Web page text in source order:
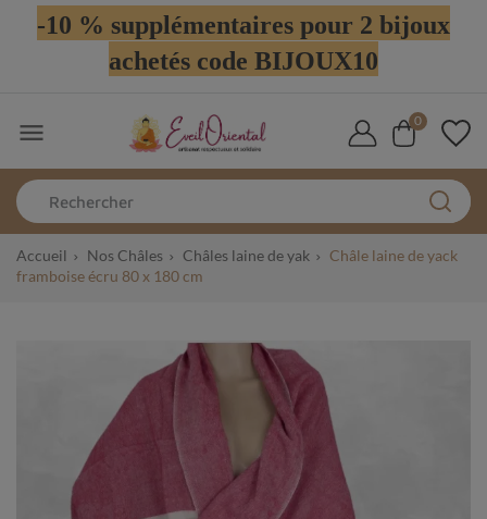
-10 % supplémentaires pour 2 bijoux
achetés code BIJOUX10
 0
Accueil Nos Châles Châles laine de yak
Châle laine de yack
framboise écru 80 x 180 cm